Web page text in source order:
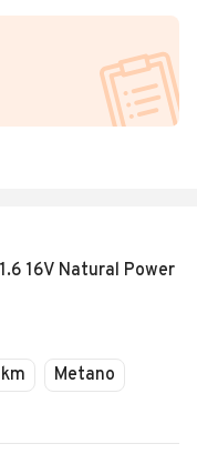
16V Natural Power
Metano